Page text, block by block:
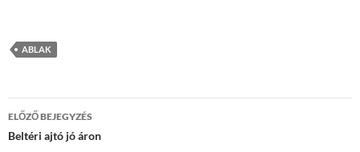
ABLAK
Bejegyzés
navigáció
ELŐZŐ BEJEGYZÉS
Beltéri ajtó jó áron